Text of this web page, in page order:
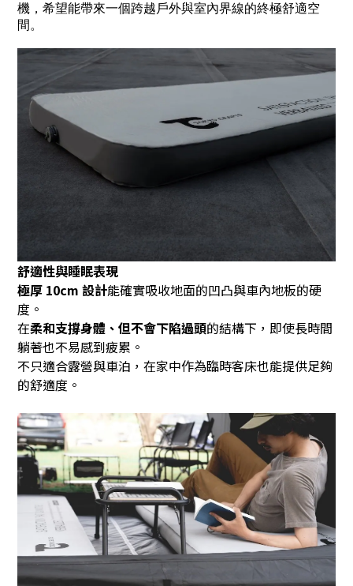
機，希望能帶來一個跨越戶外與室內界線的終極舒適空
間。
舒適性與睡眠表現
極厚 10cm 設計能確實吸收地面的凹凸與車內地板的硬
度。
在柔和支撐身體、但不會下陷過頭的結構下，即使長時間
躺著也不易感到疲累。
不只適合露營與車泊，在家中作為臨時客床也能提供足夠
的舒適度。